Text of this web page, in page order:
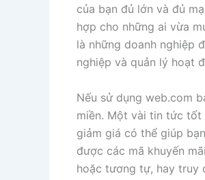
của bạn đủ lớn và đủ
hợp cho những ai vừa
là những doanh nghiệp
nghiệp và quản lý hoạt
Nếu sử dụng web.com
miền. Một vài tin tức tốt
giảm giá có thể giúp
được các mã khuyến
hoặc tương tự, hay truy